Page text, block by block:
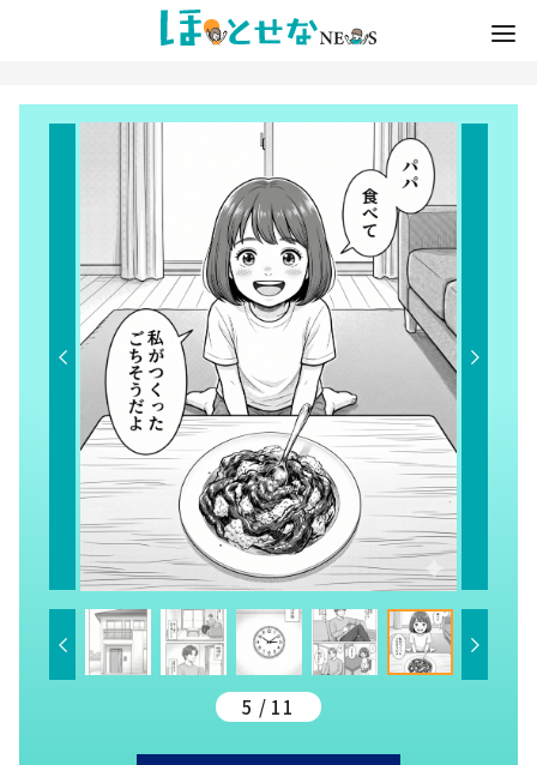
5 / 11